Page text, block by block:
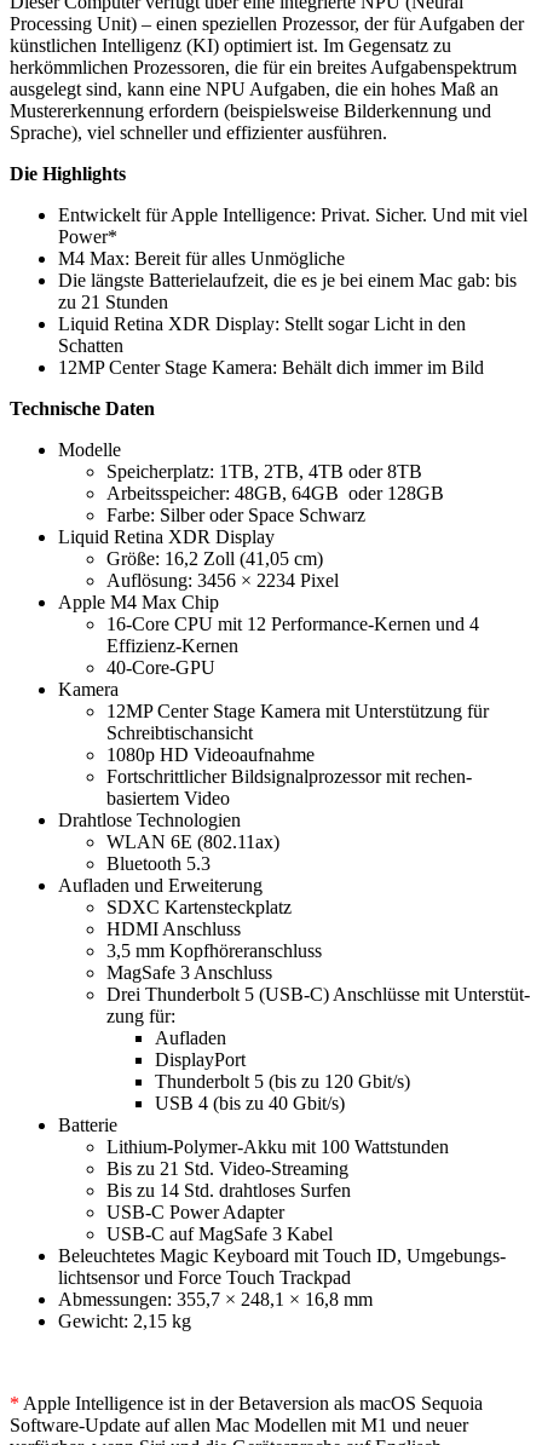
Processing Unit) – einen speziellen Prozessor, der für Aufgaben der
künstlichen Intelligenz (KI) optimiert ist. Im Gegensatz zu
herkömmlichen Prozessoren, die für ein breites Aufgabenspektrum
ausgelegt sind, kann eine NPU Aufgaben, die ein hohes Maß an
Mustererkennung erfordern (beispielsweise Bilderkennung und
Sprache), viel schneller und effizienter ausführen.
Die Highlights
Entwickelt für Apple Intelligence: Privat. Sicher. Und mit viel
Power*
M4 Max: Bereit für alles Unmögliche
Die längste Batterie­laufzeit, die es je bei einem Mac gab: bis
zu 21 Stunden
Liquid Retina XDR Display: Stellt sogar Licht in den
Schatten
12MP Center Stage Kamera: Behält dich immer im Bild
Technische Daten
Modelle
Speicherplatz: 1TB, 2TB, 4TB oder 8TB
Arbeitsspeicher: 48GB, 64GB oder 128GB
Farbe: Silber oder Space Schwarz
Liquid Retina XDR Display
Größe: 16,2 Zoll (41,05 cm)
Auflösung: 3456 × 2234 Pixel
Apple M4 Max Chip
16-Core CPU mit 12 Per­for­mance-Kernen und 4
Effizienz-Kernen
40-Core-GPU
Kamera
12MP Center Stage Kamera mit Unterstützung für
Schreibtischansicht
1080p HD Video­auf­nahme
Fort­schrittlicher Bildsignal­prozessor mit rechen­
basiertem Video
Drahtlose Technologien
WLAN 6E (802.11ax)
Bluetooth 5.3
Aufladen und Erwei­te­rung
SDXC Karten­steckplatz
HDMI Anschluss
3,5 mm Kopf­hörer­anschluss
MagSafe 3 Anschluss
Drei Thunderbolt 5 (USB‑C) Anschlüsse mit Unter­stüt­
zung für:
Aufladen
Dis­playPort
Thunderbolt 5 (bis zu 120 Gbit/s)
USB 4 (bis zu 40 Gbit/s)
Batterie
Lithium-Polymer-Akku mit 100 Wattstunden
Bis zu 21 Std. Video-Streaming
Bis zu 14 Std. drahtloses Surfen
USB‑C Power Adapter
USB‑C auf MagSafe 3 Kabel
Beleuchtetes Magic Keyboard mit Touch ID, Umgebungs­
licht­sensor und Force Touch Trackpad
Abmessungen: 355,7 × 248,1 × 16,8 mm
Gewicht: 2,15 kg
* Apple Intelligence ist in der Betaversion als macOS Sequoia
Software-Update auf allen Mac Modellen mit M1 und neuer